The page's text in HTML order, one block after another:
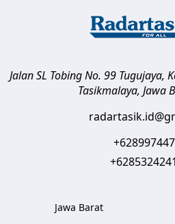
Jalan SL Tobing No. 99 Tugujaya,
Tasikmalaya, Jawa
Jawa Barat